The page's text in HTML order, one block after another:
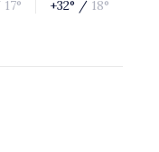
17° +32° / 18°